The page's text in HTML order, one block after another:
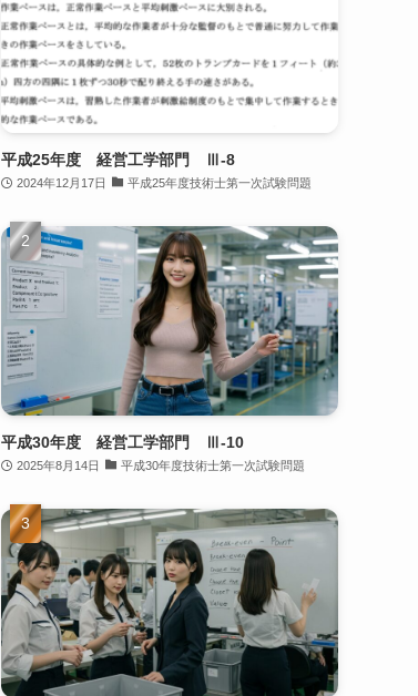
平成25年度 経営工学部門 Ⅲ-8
2024年12月17日 平成25年度技術士第一次試験問題
平成30年度 経営工学部門 Ⅲ-10
2025年8月14日 平成30年度技術士第一次試験問題